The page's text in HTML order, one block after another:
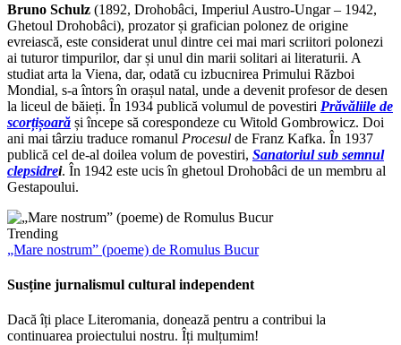
Bruno Schulz (1892, Drohobâci, Imperiul Austro-Ungar – 1942,
Ghetoul Drohobâci), prozator și grafician polonez de origine
evreiască, este considerat unul dintre cei mai mari scriitori polonezi
ai tuturor timpurilor, dar și unul din marii solitari ai literaturii. A
studiat arta la Viena, dar, odată cu izbucnirea Primului Război
Mondial, s-a întors în orașul natal, unde a devenit profesor de desen
la liceul de băieți. În 1934 publică volumul de povestiri Prăvăliile de
scorțișoară și începe să corespondeze cu Witold Gombrowicz. Doi
ani mai târziu traduce romanul Procesul de Franz Kafka. În 1937
publică cel de-al doilea volum de povestiri, Sanatoriul sub semnul
clepsidrei. În 1942 este ucis în ghetoul Drohobâci de un membru al
Gestapoului.
Trending
„Mare nostrum” (poeme) de Romulus Bucur
Susține jurnalismul cultural independent
Dacă îți place Literomania, donează pentru a contribui la
continuarea proiectului nostru. Îți mulțumim!